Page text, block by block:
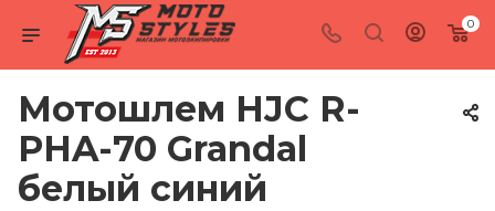
0
Мотошлем HJC R-
PHA-70 Grandal
белый синий